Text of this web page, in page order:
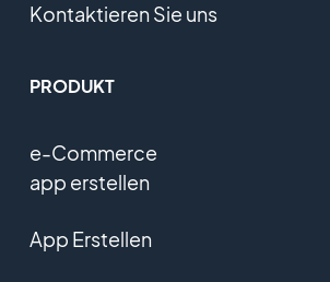
Kontaktieren Sie uns
PRODUKT
e-Commerce
app erstellen
App Erstellen